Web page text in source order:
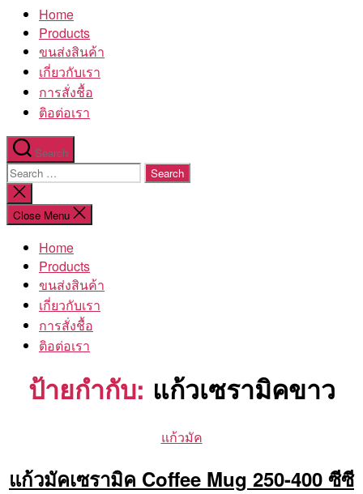
โรงงานHome
Products
ขนส่งสินค้า
เกี่ยวกับเรา
การสั่งชื้อ
ติอต่อเรา
Search
Search
for:
Close
search
Close Menu
Home
Products
ขนส่งสินค้า
เกี่ยวกับเรา
การสั่งชื้อ
ติอต่อเรา
ป้ายกำกับ: แก้วเซรามิคขาว
Categories
แก้วมัค
แก้วมัคเซรามิค Coffee Mug 250-400 ซีซี